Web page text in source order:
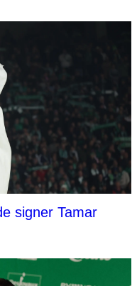
signer Tamar